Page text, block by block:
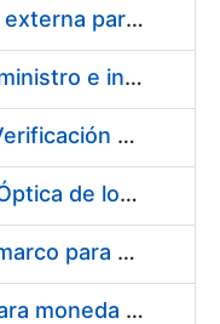
Servicios de una empresa externa para el asesoramiento y resolución de los recursos de alzada que se presentan relacionados con procesos de selección para la FNMT-RCM
Acuerdo marco para el suministro e instalación de persianas, estores y otros complementos
Servicio de Calibración y Verificación Externa de los Equipos de Medición del Servicio de Prevención de la FNMT-RCM
Conexión mediante Fibra Óptica de los Centros de Proceso de Datos (CPDs) de las sedes de la FNMT-RCM de Burgos y Madrid
Contratación de acuerdo marco para el Suministro de Material de Electricidad para la Fábrica Nacional de Moneda y Timbre-Real Casa de la Moneda en su centro de trabajo de Burgos
Suministro de estuches para moneda de 30 €